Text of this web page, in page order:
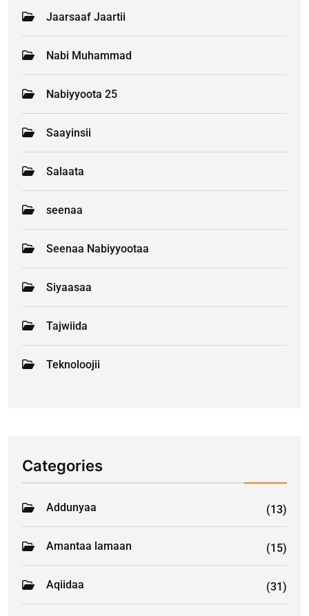
Jaarsaaf Jaartii
Nabi Muhammad
Nabiyyoota 25
Saayinsii
Salaata
seenaa
Seenaa Nabiyyootaa
Siyaasaa
Tajwiida
Teknoloojii
Categories
Addunyaa (13)
Amantaa lamaan (15)
Aqiidaa (31)